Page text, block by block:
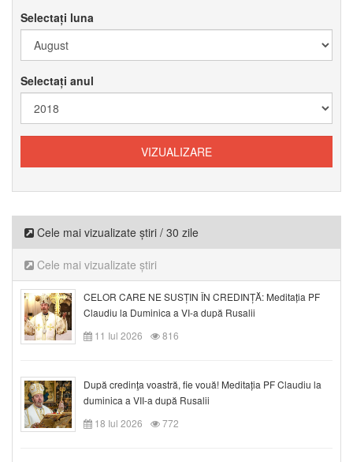
Selectați luna
Selectați anul
Cele mai vizualizate știri / 30 zile
Cele mai vizualizate știri
CELOR CARE NE SUSȚIN ÎN CREDINȚĂ: Meditația PF
Claudiu la Duminica a VI-a după Rusalii
11 Iul 2026
816
După credinţa voastră, fie vouă! Meditația PF Claudiu la
duminica a VII-a după Rusalii
18 Iul 2026
772